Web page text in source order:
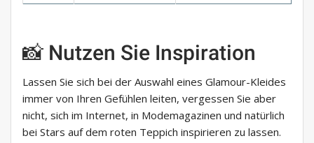
📸 Nutzen Sie Inspiration
Lassen Sie sich bei der Auswahl eines Glamour-Kleides
immer von Ihren Gefühlen leiten, vergessen Sie aber
nicht, sich im Internet, in Modemagazinen und natürlich
bei Stars auf dem roten Teppich inspirieren zu lassen.